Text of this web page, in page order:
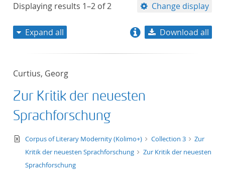
Displaying results 1–2 of2 Change display
format
Expand all Download all
Curtius, Georg
Zur Kritik der neuesten
Sprachforschung
text/xml
Corpus of Literary Modernity (Kolimo+) Collection 3
Zur
Kritik der neuesten Sprachforschung
Zur Kritik der neuesten
Sprachforschung